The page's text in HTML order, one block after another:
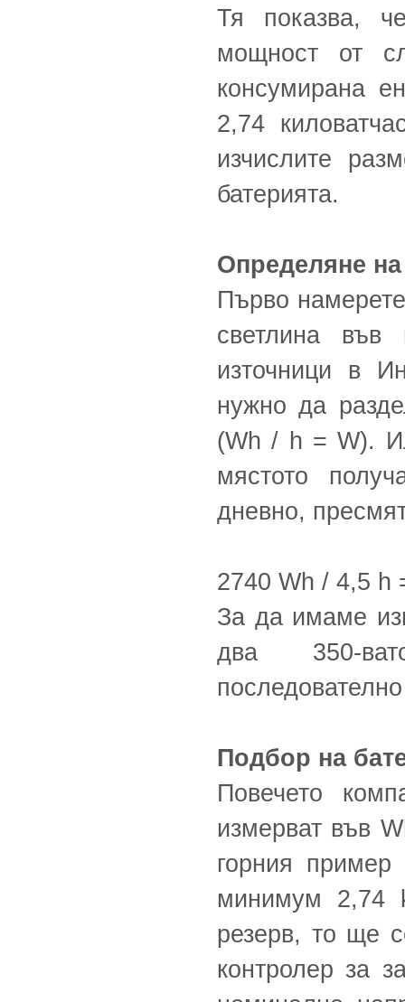
Тя показва,
мощност от
консумирана
2,74
изчислите
батерията.
Определяне
Първо
светлина във
източници в
нужно да
(Wh / h = W).
мястото
дневно,
2740 Wh / 4,5 h
За да имаме
два 350-
Подбор на
Повечето
измерват във
горния
минимум 2,74
резерв, то ще
контролер за